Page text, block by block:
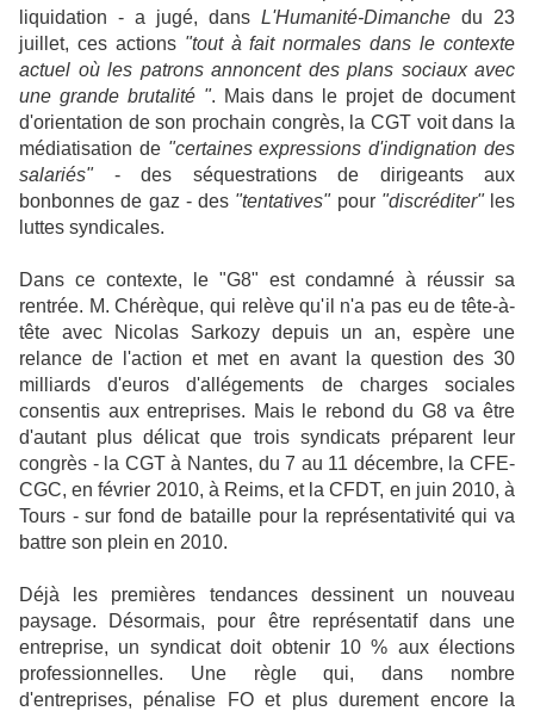
liquidation - a jugé, dans L'Humanité-Dimanche du 23
juillet, ces actions "tout à fait normales dans le contexte
actuel où les patrons annoncent des plans sociaux avec
une grande brutalité ". Mais dans le projet de document
d'orientation de son prochain congrès, la CGT voit dans la
médiatisation de "certaines expressions d'indignation des
salariés"- des séquestrations de dirigeants aux
bonbonnes de gaz - des "tentatives"pour "discréditer"les
luttes syndicales.
Dans ce contexte, le "G8" est condamné à réussir sa
rentrée. M. Chérèque, qui relève qu'il n'a pas eu de tête-à-
tête avec Nicolas Sarkozy depuis un an, espère une
relance de l'action et met en avant la question des 30
milliards d'euros d'allégements de charges sociales
consentis aux entreprises. Mais le rebond du G8 va être
d'autant plus délicat que trois syndicats préparent leur
congrès - la CGT à Nantes, du 7 au 11 décembre, la CFE-
CGC, en février 2010, à Reims, et la CFDT, en juin 2010, à
Tours - sur fond de bataille pour la représentativité qui va
battre son plein en 2010.
Déjà les premières tendances dessinent un nouveau
paysage. Désormais, pour être représentatif dans une
entreprise, un syndicat doit obtenir 10 % aux élections
professionnelles. Une règle qui, dans nombre
d'entreprises, pénalise FO et plus durement encore la